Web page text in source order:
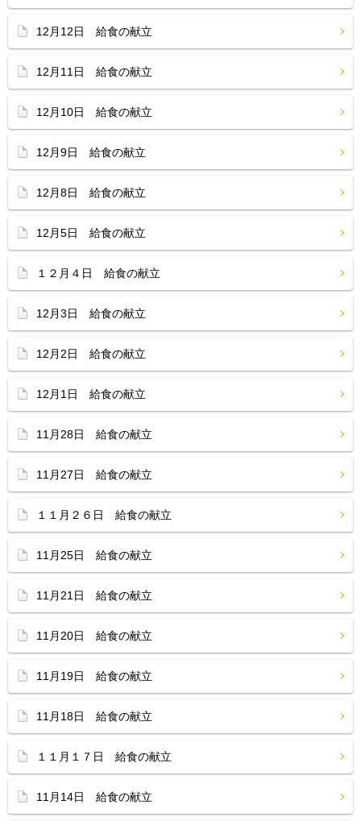
12月12日 給食の献立
12月11日 給食の献立
12月10日 給食の献立
12月9日 給食の献立
12月8日 給食の献立
12月5日 給食の献立
１２月４日 給食の献立
12月3日 給食の献立
12月2日 給食の献立
12月1日 給食の献立
11月28日 給食の献立
11月27日 給食の献立
１１月２６日 給食の献立
11月25日 給食の献立
11月21日 給食の献立
11月20日 給食の献立
11月19日 給食の献立
11月18日 給食の献立
１１月１７日 給食の献立
11月14日 給食の献立